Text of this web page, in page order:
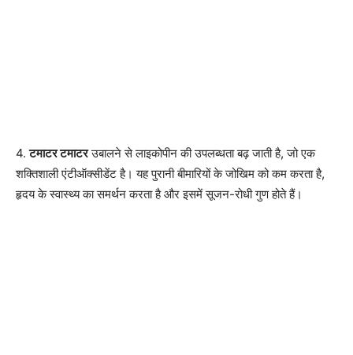
4.टमाटर टमाटरउबालने से लाइकोपीन की उपलब्धता बढ़ जाती है, जो एक
शक्तिशाली एंटीऑक्सीडेंट है। यह पुरानी बीमारियों के जोखिम को कम करता है,
हृदय के स्वास्थ्य का समर्थन करता है और इसमें सूजन-रोधी गुण होते हैं।